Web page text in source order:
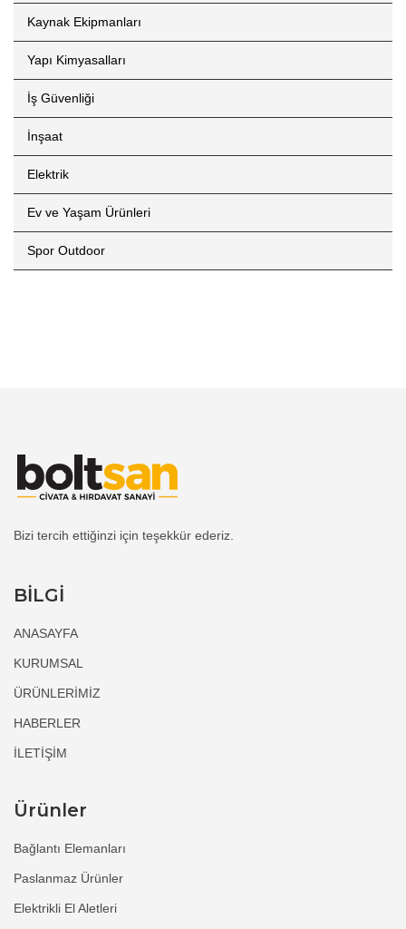
Kaynak Ekipmanları
Yapı Kimyasalları
İş Güvenliği
İnşaat
Elektrik
Ev ve Yaşam Ürünleri
Spor Outdoor
Bizi tercih ettiğinzi için teşekkür ederiz.
BİLGİ
ANASAYFA
KURUMSAL
ÜRÜNLERİMİZ
HABERLER
İLETİŞİM
Ürünler
Bağlantı Elemanları
Paslanmaz Ürünler
Elektrikli El Aletleri